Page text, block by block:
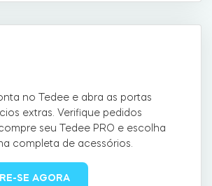
no Tedee e abra as portas
extras. Verifique pedidos
seu Tedee PRO e escolha
completa de acessórios.
SE AGORA